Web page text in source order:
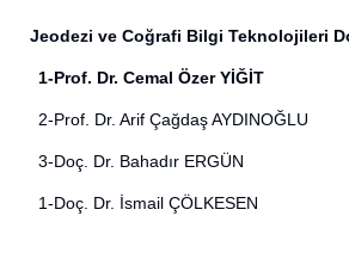
Jeodezi ve Coğrafi Bilgi Teknolojileri
1-Prof. Dr. Cemal Özer YİĞİT
2-Prof. Dr. Arif Çağdaş AYDINOĞLU
3-Doç. Dr. Bahadır ERGÜN
1-Doç. Dr. İsmail ÇÖLKESEN